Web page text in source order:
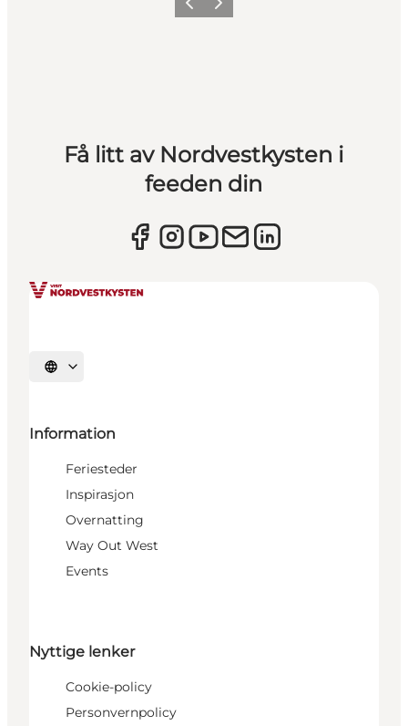
ForrigeNeste
Få litt av Nordvestkysten i
feeden din
Velg språk
Information
Feriesteder
Inspirasjon
Overnatting
Way Out West
Events
Nyttige lenker
Cookie-policy
Personvernpolicy